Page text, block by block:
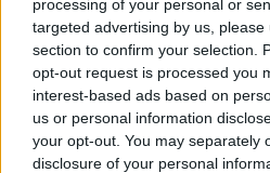
processing of your personal or
targeted advertising by us,
section to confirm your selection.
opt-out request is processed you
interest-based ads based on
us or personal information
your opt-out. You may separately
disclosure of your personal
Rašyti komentarą
Jūsų vardas